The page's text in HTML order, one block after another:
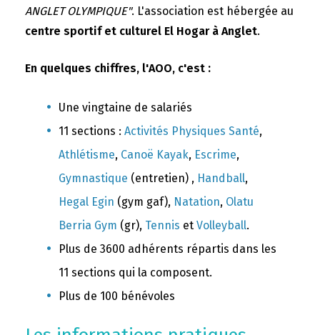
ANGLET OLYMPIQUE". L'association est hébergée au
centre sportif et culturel El Hogar à Anglet.
En quelques chiffres, l'AOO, c'est :
Une vingtaine de salariés
11 sections : Activités Physiques Santé,
Athlétisme, Canoë Kayak, Escrime,
Gymnastique (entretien) , Handball,
Hegal Egin (gym gaf), Natation, Olatu
Berria Gym (gr), Tennis et Volleyball.
Plus de 3600 adhérents répartis dans les
11 sections qui la composent.
Plus de 100 bénévoles